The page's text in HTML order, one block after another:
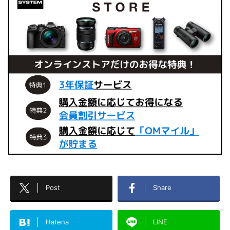
Post Share
Hatena LINE